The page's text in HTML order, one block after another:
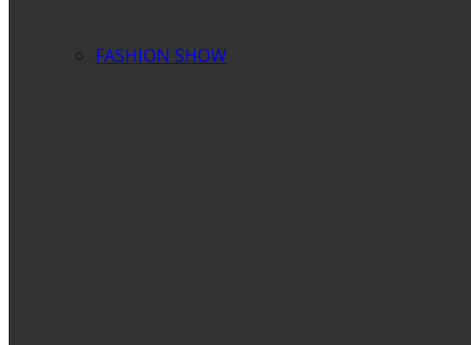
FASHION SHOW